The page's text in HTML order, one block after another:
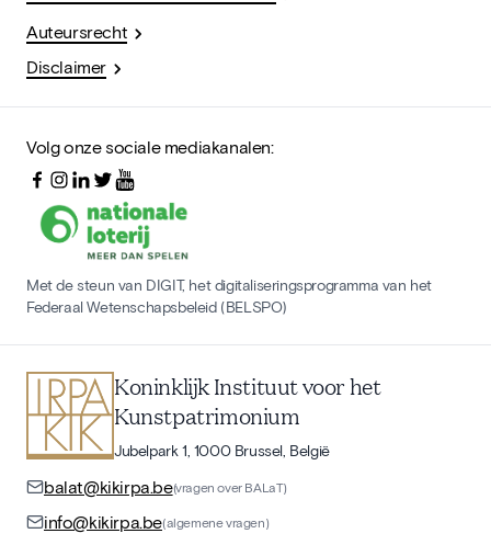
Auteursrecht
Disclaimer
Volg onze sociale mediakanalen:
Met de steun van DIGIT, het digitaliseringsprogramma van het
Federaal Wetenschapsbeleid (BELSPO)
Koninklijk Instituut voor het
Kunstpatrimonium
Jubelpark 1, 1000 Brussel, België
balat@kikirpa.be(vragen over BALaT)
info@kikirpa.be(algemene vragen)